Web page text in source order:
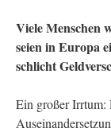
Viele Menschen
seien in Europa
schlicht
Ein großer Irrtum: